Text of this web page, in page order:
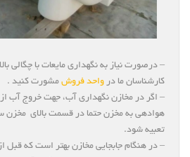
– درصورت نیاز به نگهداری مایعات با چگالی
کارشناسان ما در واحد فروش مشورت کنید .
– اگر در مخازن نگهداری آب، جهت خروج آب
هوادهی به مخزن حتما در قسمت بالای مخزن
تعبیه شود.
– در هنگام جابجایی مخازن بهتر است که قبل از